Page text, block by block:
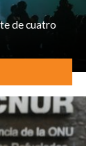
de cuatro